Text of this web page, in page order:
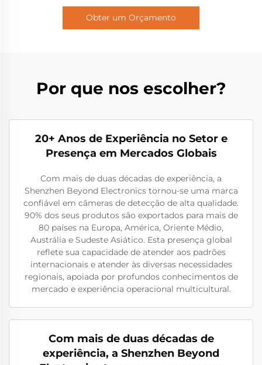
Obter um Orçamento
Por que nos escolher?
20+ Anos de Experiência no Setor e
Presença em Mercados Globais
Com mais de duas décadas de experiência, a
Shenzhen Beyond Electronics tornou-se uma marca
confiável em câmeras de detecção de alta qualidade.
90% dos seus produtos são exportados para mais de
80 países na Europa, América, Oriente Médio,
Austrália e Sudeste Asiático. Esta presença global
reflete sua capacidade de atender aos padrões
internacionais e atender às diversas necessidades
regionais, apoiada por profundos conhecimentos de
mercado e experiência operacional multicultural.
Com mais de duas décadas de
experiência, a Shenzhen Beyond